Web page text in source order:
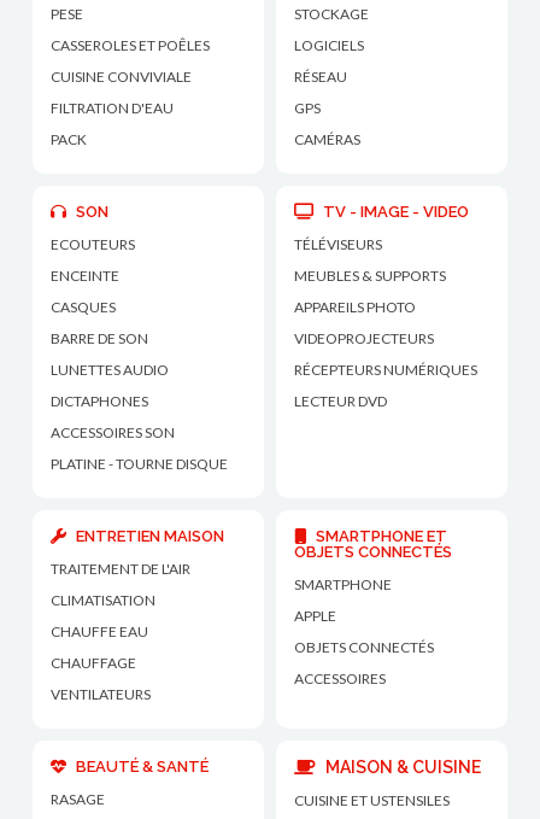
PESE
CASSEROLES ET POÊLES
CUISINE CONVIVIALE
FILTRATION D'EAU
PACK
STOCKAGE
LOGICIELS
RÉSEAU
GPS
CAMÉRAS
SON
ECOUTEURS
ENCEINTE
CASQUES
BARRE DE SON
LUNETTES AUDIO
DICTAPHONES
ACCESSOIRES SON
PLATINE - TOURNE DISQUE
TV - IMAGE - VIDEO
TÉLÉVISEURS
MEUBLES & SUPPORTS
APPAREILS PHOTO
VIDEOPROJECTEURS
RÉCEPTEURS NUMÉRIQUES
LECTEUR DVD
ENTRETIEN MAISON
TRAITEMENT DE L'AIR
CLIMATISATION
CHAUFFE EAU
CHAUFFAGE
VENTILATEURS
SMARTPHONE ET
OBJETS CONNECTÉS
SMARTPHONE
APPLE
OBJETS CONNECTÉS
ACCESSOIRES
BEAUTÉ & SANTÉ
RASAGE
MAISON & CUISINE
CUISINE ET USTENSILES